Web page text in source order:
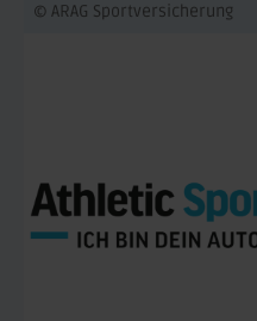
© ARAG Sportversicherung